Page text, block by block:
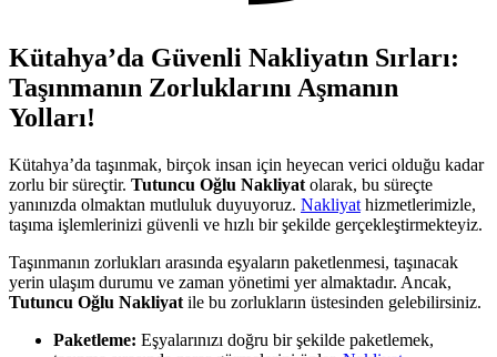
Kütahya’da Güvenli Nakliyatın Sırları:
Taşınmanın Zorluklarını Aşmanın
Yolları!
Kütahya’da taşınmak, birçok insan için heyecan verici olduğu kadar
zorlu bir süreçtir. Tutuncu Oğlu Nakliyat olarak, bu süreçte
yanınızda olmaktan mutluluk duyuyoruz. Nakliyat hizmetlerimizle,
taşıma işlemlerinizi güvenli ve hızlı bir şekilde gerçekleştirmekteyiz.
Taşınmanın zorlukları arasında eşyaların paketlenmesi, taşınacak
yerin ulaşım durumu ve zaman yönetimi yer almaktadır. Ancak,
Tutuncu Oğlu Nakliyat ile bu zorlukların üstesinden gelebilirsiniz.
Paketleme: Eşyalarınızı doğru bir şekilde paketlemek,